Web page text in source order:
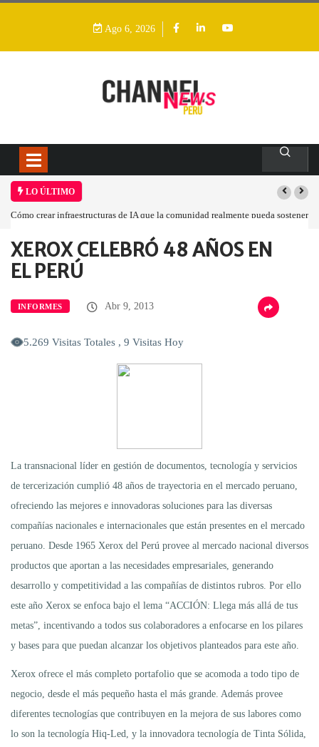
Ago 6, 2026
LO ÚLTIMO
Cómo crear infraestructuras de IA que la comunidad realmente pueda sostener
Home Informes XEROX CELEBRÓ 48…
XEROX CELEBRÓ 48 AÑOS EN
EL PERÚ
INFORMES Abr 9, 2013
5.269 Visitas Totales , 9 Visitas Hoy
La transnacional líder en gestión de documentos, tecnología y servicios
de tercerización cumplió 48 años de trayectoria en el mercado peruano,
ofreciendo las mejores e innovadoras soluciones para las diversas
compañías nacionales e internacionales que están presentes en el mercado
peruano. Desde 1965 Xerox del Perú provee al mercado nacional diversos
productos que aportan a las necesidades empresariales, generando
desarrollo y competitividad a las compañías de distintos rubros. Por ello
este año Xerox se enfoca bajo el lema “ACCIÓN: Llega más allá de tus
metas”, incentivando a todos sus colaboradores a enfocarse en los pilares
y bases para que puedan alcanzar los objetivos planteados para este año.
Xerox ofrece el más completo portafolio que se acomoda a todo tipo de
negocio, desde el más pequeño hasta el más grande. Además provee
diferentes tecnologías que contribuyen en la mejora de sus labores como
lo son la tecnología Hiq-Led, y la innovadora tecnología de Tinta Sólida,